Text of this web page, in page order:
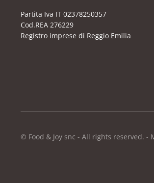
Partita Iva IT 02378250357
Cod.REA 276229
Registro imprese di Reggio Emilia
© Food & Joy snc - All rights reserved. -